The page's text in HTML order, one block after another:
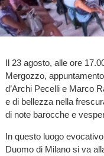
Il 23 agosto, alle ore
Mergozzo,
d’Archi Pecelli e Marco
e di bellezza nella
di note barocche e
In questo luogo
Duomo di Milano si va